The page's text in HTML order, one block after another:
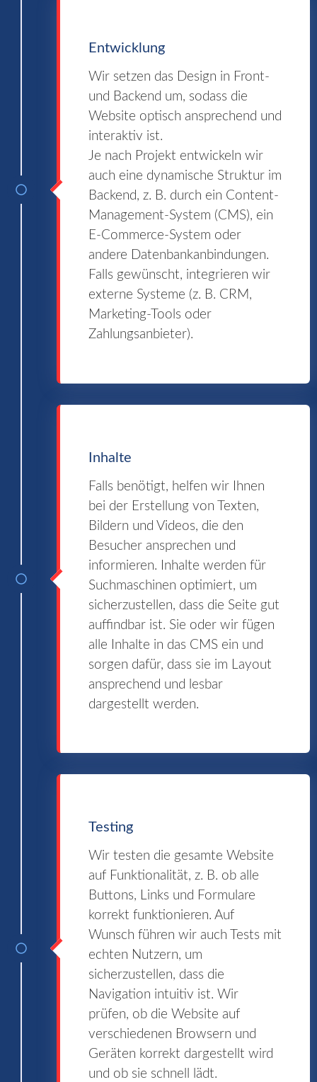
Entwicklung
Wir setzen das Design in Front-
und Backend um, sodass die
Website optisch ansprechend und
interaktiv ist.
Je nach Projekt entwickeln wir
auch eine dynamische Struktur im
Backend, z. B. durch ein Content-
Management-System (CMS), ein
E-Commerce-System oder
andere Datenbankanbindungen.
Falls gewünscht, integrieren wir
externe Systeme (z. B. CRM,
Marketing-Tools oder
Zahlungsanbieter).
Inhalte
Falls benötigt, helfen wir Ihnen
bei der Erstellung von Texten,
Bildern und Videos, die den
Besucher ansprechen und
informieren. Inhalte werden für
Suchmaschinen optimiert, um
sicherzustellen, dass die Seite gut
auffindbar ist. Sie oder wir fügen
alle Inhalte in das CMS ein und
sorgen dafür, dass sie im Layout
ansprechend und lesbar
dargestellt werden.
Testing
Wir testen die gesamte Website
auf Funktionalität, z. B. ob alle
Buttons, Links und Formulare
korrekt funktionieren. Auf
Wunsch führen wir auch Tests mit
echten Nutzern, um
sicherzustellen, dass die
Navigation intuitiv ist. Wir
prüfen, ob die Website auf
verschiedenen Browsern und
Geräten korrekt dargestellt wird
und ob sie schnell lädt.